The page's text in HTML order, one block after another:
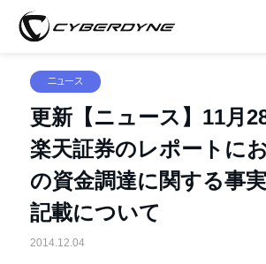
ニュース
更新【ニュース】11月
楽天証券のレポートに
の資金調達に関する事
記載について
2014.12.04